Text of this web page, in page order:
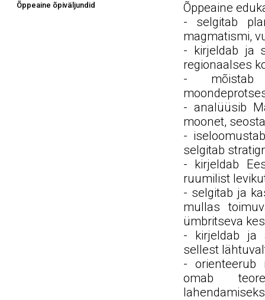
Õppeaine õpiväljundid
Õppeaine
- selgitab
magmatismi,
- kirjeldab ja
regionaalses
- mõistab
- analüüsib
moonet,
-
selgitab
- kirjeldab
ruumilist
- selgitab ja
mullas
ümbritseva
- kirjeldab ja
sellest
- orienteerub
omab